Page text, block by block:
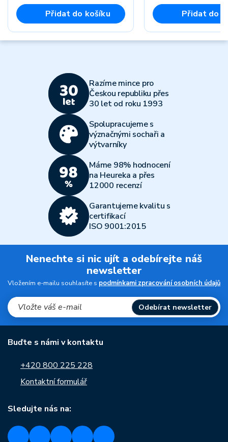
Přidat do košíku Přidat do
Razíme mince pro
Českou republiku přes
30 let od roku 1993
Spolupracujeme s
význačnými sochaři a
výtvarníky
Máme 98% hodnocení
na Heureka a přes
12000 recenzí
Garantujeme kvalitu s
certifikací
ISO 9001:2015
Nenechte si nic ujít a odebírejte náš
newsletter
Vložením e-mailu souhlasíte s podmínkami zpracování osobních údajů
Odebírat newsletter
Buďte s námi v kontaktu
+420 800 225 228
Kontaktní formulář
Sledujte nás na: